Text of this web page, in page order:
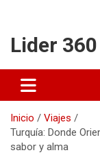
Lider
Inicio
Viajes
Turquía: Donde
sabor y alma